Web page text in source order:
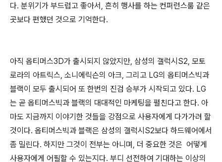
다. 분위기가 부드럽고 좋아서, 흔히 행사를 하는 컨퍼런스룸 같은
곳보다 편했던 것으로 기억한다.
아직 옵티머스3D가 출시되지 않았지만, 삼성의 갤럭시S2, 모토
로라의 아트릭스, 소니에릭슨의 아크, 그리고 LG의 옵티머스빅과
블랙이 모두 출시되어 또 한번의 진검 승부가 시작되고 있다. LG
는 곧 옵티머스빅과 블랙의 대대적인 마케팅을 펼친다고 한다. 아
마도 지금까지 이야기한 것들을 강점으로 사용자에게 다가가려 할
것이다. 옵티머스빅과 블랙은 삼성의 갤럭시S2보다 하드웨어에서
좀 밀린다. 하지만 그것이 전부는 아니며, 더 중요한 것은 어떻게
사용자에게 어필할 수 있는지다. 부디 선전하여 기대하는 이상의